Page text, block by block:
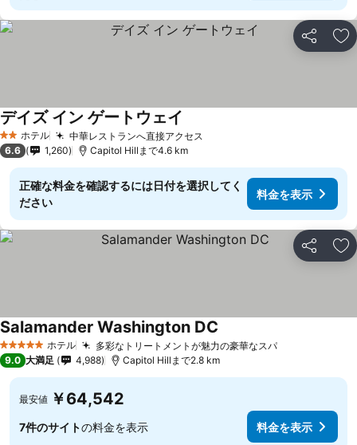
シェア お
2 ホテルのランク
ホテル 中華レストランへ直接アクセス
デイズ イン ゲートウェイ
6.6 1,260 Capitol Hillまで4.6 km
正確な料金を確認するには日付を選択してく
ださい
料金を表示
シェア お
5 ホテルのランク
ホテル 多彩なトリートメントが魅力の豪華なスパ
Salamander Washington DC
9.0 大満足 4,988 Capitol Hillまで2.8 km
最安値 ￥64,542
7件のサイトの料金を表示 料金を表示